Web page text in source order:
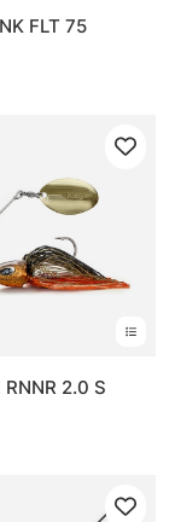
FLT 75
2.0 S